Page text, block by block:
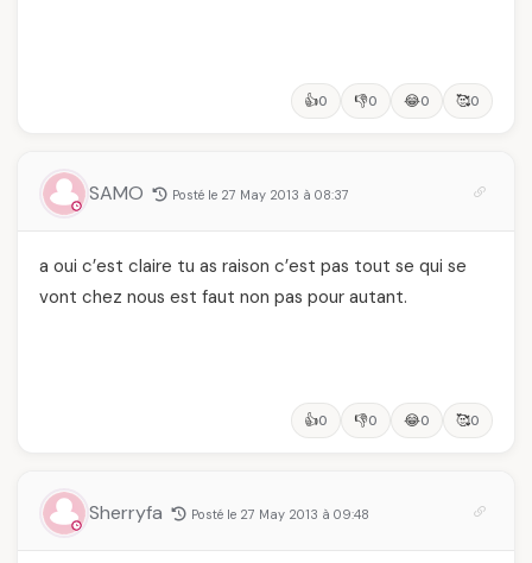
👍0 👎0 😂0 🥰0
SAMO Posté le 27 May 2013 à 08:37
a oui c’est claire tu as raison c’est pas tout se qui se
vont chez nous est faut non pas pour autant.
👍0 👎0 😂0 🥰0
Sherryfa Posté le 27 May 2013 à 09:48